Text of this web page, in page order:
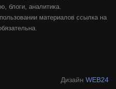
блоги, аналитика.
материалов ссылка на
Дизайн WEB24